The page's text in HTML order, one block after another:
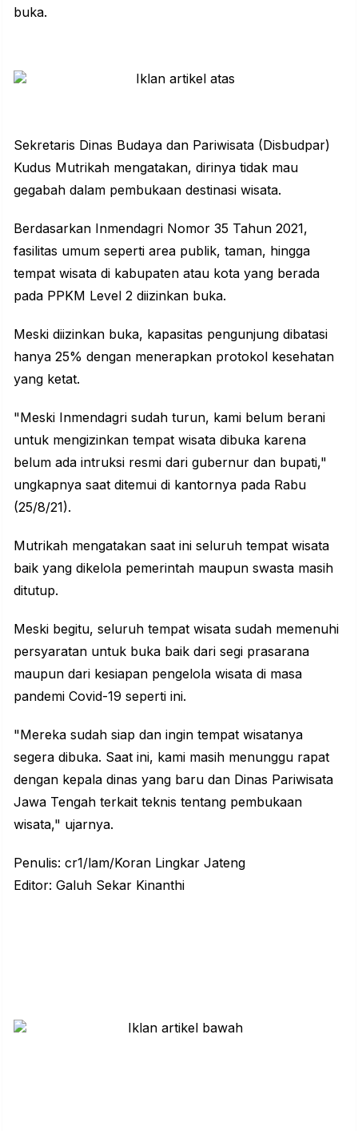
buka.
Sekretaris Dinas Budaya dan Pariwisata (Disbudpar)
Kudus Mutrikah mengatakan, dirinya tidak mau
gegabah dalam pembukaan destinasi wisata.
Berdasarkan Inmendagri Nomor 35 Tahun 2021,
fasilitas umum seperti area publik, taman, hingga
tempat wisata di kabupaten atau kota yang berada
pada PPKM Level 2 diizinkan buka.
Meski diizinkan buka, kapasitas pengunjung dibatasi
hanya 25% dengan menerapkan protokol kesehatan
yang ketat.
"Meski Inmendagri sudah turun, kami belum berani
untuk mengizinkan tempat wisata dibuka karena
belum ada intruksi resmi dari gubernur dan bupati,"
ungkapnya saat ditemui di kantornya pada Rabu
(25/8/21).
Mutrikah mengatakan saat ini seluruh tempat wisata
baik yang dikelola pemerintah maupun swasta masih
ditutup.
Meski begitu, seluruh tempat wisata sudah memenuhi
persyaratan untuk buka baik dari segi prasarana
maupun dari kesiapan pengelola wisata di masa
pandemi Covid-19 seperti ini.
"Mereka sudah siap dan ingin tempat wisatanya
segera dibuka. Saat ini, kami masih menunggu rapat
dengan kepala dinas yang baru dan Dinas Pariwisata
Jawa Tengah terkait teknis tentang pembukaan
wisata," ujarnya.
Penulis: cr1/lam/Koran Lingkar Jateng
Editor: Galuh Sekar Kinanthi